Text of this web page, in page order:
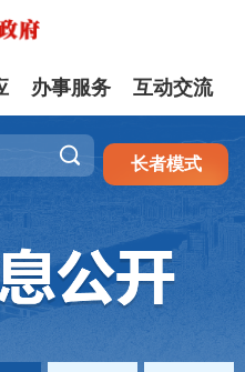
注册 登录
办事服务 互动交流
 长者模式